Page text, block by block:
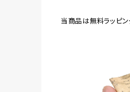
当商品は無料ラッピン